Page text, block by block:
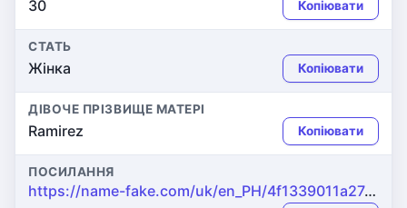
30 Копіювати
СТАТЬ
Жінка Копіювати
ДІВОЧЕ ПРІЗВИЩЕ МАТЕРІ
Ramirez Копіювати
ПОСИЛАННЯ
https://name-fake.com/uk/en_PH/4f1339011a274de50eaa8a9e27ce8ad3